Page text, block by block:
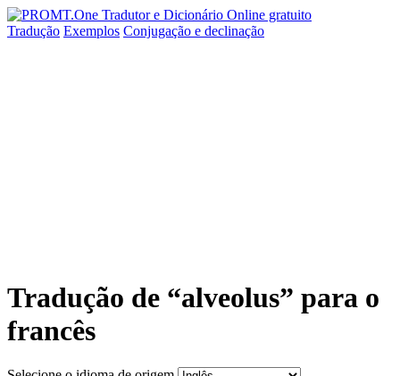
Tradução Exemplos Conjugação e declinação
Tradução de “alveolus” para o
francês